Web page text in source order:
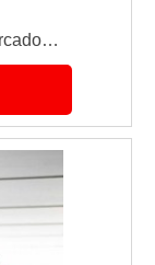
em
EM